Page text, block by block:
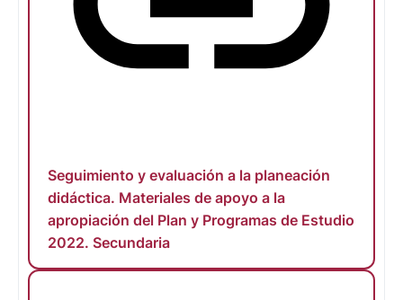
Seguimiento y evaluación a la planeación
didáctica. Materiales de apoyo a la
apropiación del Plan y Programas de Estudio
2022. Secundaria